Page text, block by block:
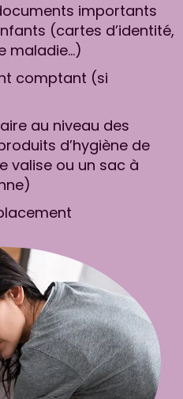
importants
(cartes d’identité,
maladie…)
comptant (si
au niveau des
d’hygiène de
valise ou un sac à